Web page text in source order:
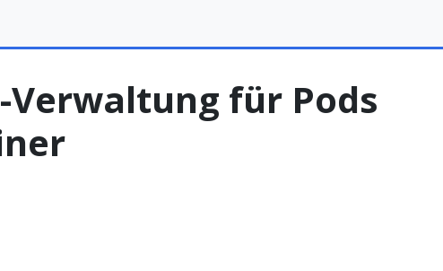
Verwaltung für Pods